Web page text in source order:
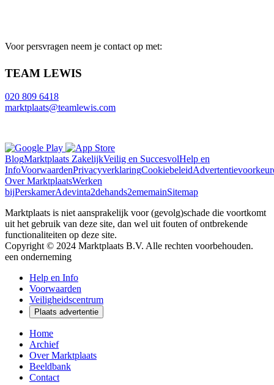
Voor persvragen neem je contact op met:
TEAM LEWIS
020 809 6418
marktplaats@teamlewis.com
BlogMarktplaats ZakelijkVeilig en SuccesvolHelp en
InfoVoorwaardenPrivacyverklaringCookiebeleid
Over MarktplaatsWerken
bijPerskamerAdevinta2dehands2ememainSitemap
Marktplaats is niet aansprakelijk voor (gevolg)schade die voortkomt
uit het gebruik van deze site, dan wel uit fouten of ontbrekende
functionaliteiten op deze site.
Copyright © 2024 Marktplaats B.V. Alle rechten voorbehouden.
een onderneming
Help en Info
Voorwaarden
Veiligheidscentrum
Plaats advertentie
Home
Archief
Over Marktplaats
Beeldbank
Contact